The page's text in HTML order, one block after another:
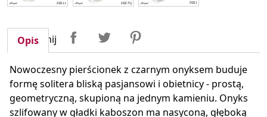
Udostępnij UdostępnijTweetuj
Opis
Nowoczesny pierścionek z czarnym onyksem buduje
formę solitera bliską pasjansowi i obietnicy - prostą,
geometryczną, skupioną na jednym kamieniu. Onyks
szlifowany w gładki kaboszon ma nasyconą, głęboką